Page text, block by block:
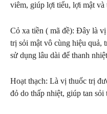
viêm, giúp lợi tiểu, lợi mật và
Cỏ xa tiền ( mã đề): Đây là
trị sỏi mật vô cùng hiệu quả,
sử dụng lâu dài để thanh
Hoạt thạch: Là vị thuốc trị
đỏ do thấp nhiệt, giúp tan sỏi